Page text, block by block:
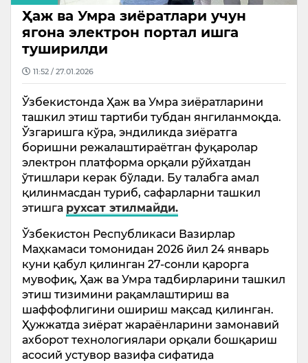
Ҳаж ва Умра зиёратлари учун
ягона электрон портал ишга
туширилди
11:52 / 27.01.2026
Ўзбекистонда Ҳаж ва Умра зиёратларини
ташкил этиш тартиби тубдан янгиланмоқда.
Ўзгаришга кўра, эндиликда зиёратга
боришни режалаштираётган фуқаролар
электрон платформа орқали рўйхатдан
ўтишлари керак бўлади. Бу талабга амал
қилинмасдан туриб, сафарларни ташкил
этишга рухсат этилмайди.
Ўзбекистон Республикаси Вазирлар
Маҳкамаси томонидан 2026 йил 24 январь
куни қабул қилинган 27-сонли қарорга
мувофиқ, Ҳаж ва Умра тадбирларини ташкил
этиш тизимини рақамлаштириш ва
шаффофлигини ошириш мақсад қилинган.
Ҳужжатда зиёрат жараёнларини замонавий
ахборот технологиялари орқали бошқариш
асосий устувор вазифа сифатида